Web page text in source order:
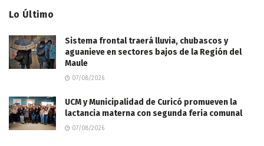
Lo Último
Sistema frontal traerá lluvia, chubascos y
aguanieve en sectores bajos de la Región del
Maule
07/08/2026
UCM y Municipalidad de Curicó promueven la
lactancia materna con segunda feria comunal
07/08/2026